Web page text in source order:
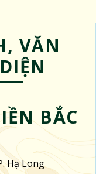
VĂN
BẮC
Hạ Long